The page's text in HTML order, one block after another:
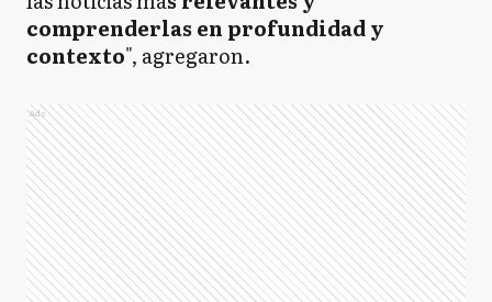
comprenderlas en profundidad y
contexto", agregaron.
Ads